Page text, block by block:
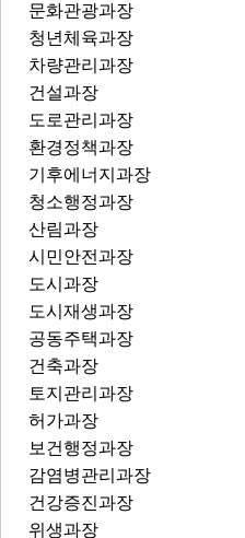
문화관광과장
청년체육과장
차량관리과장
건설과장
도로관리과장
환경정책과장
기후에너지과장
청소행정과장
산림과장
시민안전과장
도시과장
도시재생과장
공동주택과장
건축과장
토지관리과장
허가과장
보건행정과장
감염병관리과장
건강증진과장
위생과장